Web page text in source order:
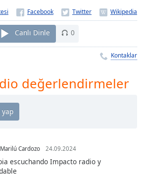
Canlı Dinle 0
Kontaklar
değerlendirmeler
Marilú Cardozo 24.09.2024
escuchando Impacto radio y